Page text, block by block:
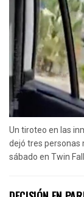
Un tiroteo en las
dejó tres personas
sábado en Twin